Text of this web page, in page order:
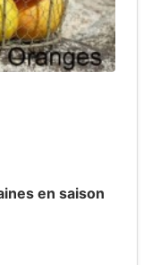
en saison